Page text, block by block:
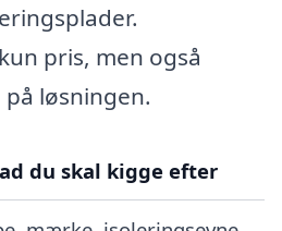
pris, men også
løsningen.
du skal kigge efter